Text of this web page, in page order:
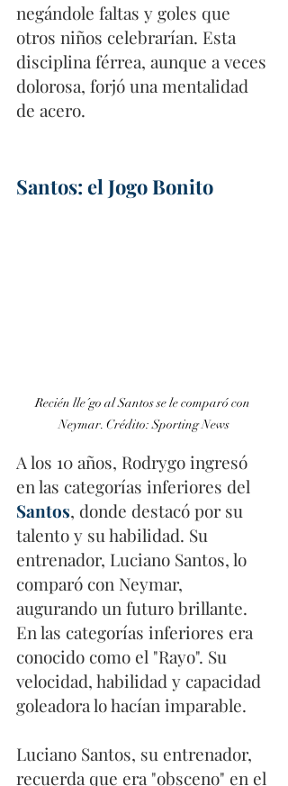
negándole faltas y goles que
otros niños celebrarían. Esta
disciplina férrea, aunque a veces
dolorosa, forjó una mentalidad
de acero.
Santos: el Jogo Bonito
Recién lle´go al Santos se le comparó con
Neymar. Crédito: Sporting News
A los 10 años, Rodrygo ingresó
en las categorías inferiores del
Santos, donde destacó por su
talento y su habilidad. Su
entrenador, Luciano Santos, lo
comparó con Neymar,
augurando un futuro brillante.
En las categorías inferiores era
conocido como el "Rayo". Su
velocidad, habilidad y capacidad
goleadora lo hacían imparable.
Luciano Santos, su entrenador,
recuerda que era "obsceno" en el